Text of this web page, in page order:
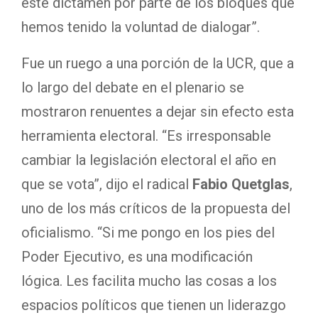
hemos tenido la voluntad de dialogar”.
Fue un ruego a una porción de la UCR, que a
lo largo del debate en el plenario se
mostraron renuentes a dejar sin efecto esta
herramienta electoral. “Es irresponsable
cambiar la legislación electoral el año en
que se vota”, dijo el radical Fabio Quetglas,
uno de los más críticos de la propuesta del
oficialismo. “Si me pongo en los pies del
Poder Ejecutivo, es una modificación
lógica. Les facilita mucho las cosas a los
espacios políticos que tienen un liderazgo